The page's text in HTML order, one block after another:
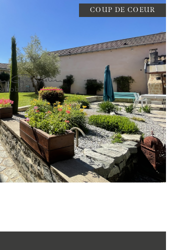
COUP DE COEUR